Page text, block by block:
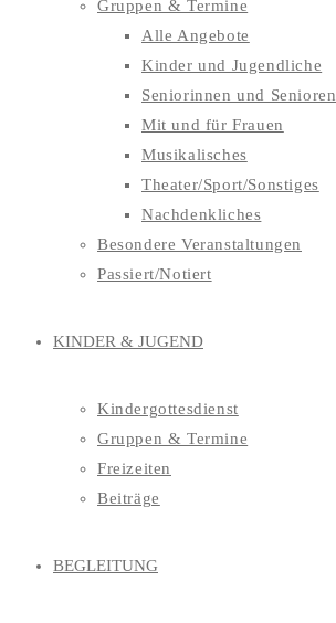
Gruppen & Termine
Alle Angebote
Kinder und Jugendliche
Seniorinnen und Senioren
Mit und für Frauen
Musikalisches
Theater/Sport/Sonstiges
Nachdenkliches
Besondere Veranstaltungen
Passiert/Notiert
KINDER & JUGEND
Kindergottesdienst
Gruppen & Termine
Freizeiten
Beiträge
BEGLEITUNG